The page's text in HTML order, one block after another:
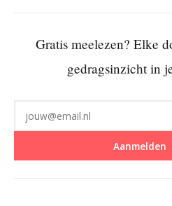
Gratis meelezen? Elke
gedragsinzicht in
Aanmelden